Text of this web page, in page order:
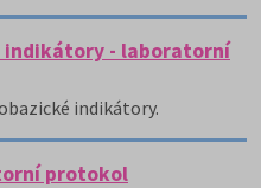
indikátory - laboratorní
indikátory.
protokol